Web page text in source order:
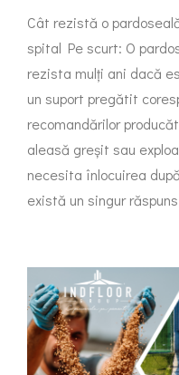
Cât rezistă o
spital Pe scurt: O
rezista mulți ani dacă
un suport pregătit
recomandărilor
aleasă greșit sau
necesita înlocuirea
există un singur